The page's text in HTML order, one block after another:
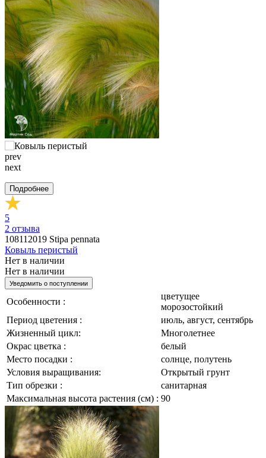
prev
next
Подробнее
5
2 отзыва
108112019 Stipa pennata
Ковыль перистый
Нет в наличии
Нет в наличии
Уведомить о поступлении
Особенности :
цветущее
морозостойкий
Период цветения :
июль, август, сентябрь
Жизненный цикл:
Многолетнее
Окрас цветка :
белый
Место посадки :
солнце, полутень
Условия выращивания:
Открытый грунт
Тип обрезки :
санитарная
Максимальная высота растения (см) : 90